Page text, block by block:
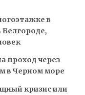
в
проход через
в Черном море
кризис или